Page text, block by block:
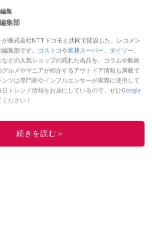
集
集部
株式会社NTTドコモと共同で開設した、レコメン
集部です。
コストコや業務スーパー、 ダイソー、
などの人気ショップの隠れた名品を、コラムや動画
ルメやマニアが紹介するアウトドア情報も満載で
ツは専門家やインフルエンサーが実際に使用して
トレンド情報をお届けしているので、ぜひGoogle
ください！
続きを読む＞